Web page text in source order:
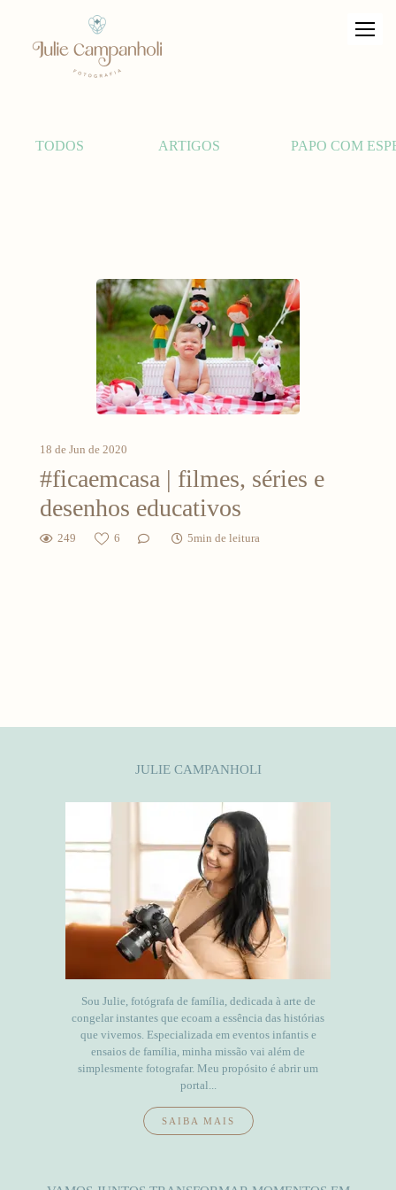
TODOS ARTIGOS PAPO COM
18 de Jun de 2020
#ficaemcasa | filmes, séries e
desenhos educativos
249 6 5min de leitura
JULIE CAMPANHOLI
Sou Julie, fotógrafa de família, dedicada à arte de
congelar instantes que ecoam a essência das histórias
que vivemos. Especializada em eventos infantis e
ensaios de família, minha missão vai além de
simplesmente fotografar. Meu propósito é abrir um
portal...
SAIBA MAIS